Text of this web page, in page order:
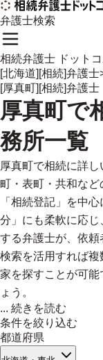
弁護士検索
相続弁護士 ドットコ
[北海道][相続]弁護士
[厚真町][相続]弁護士
厚真町で
務所一覧
厚真町で相続に詳
町・表町・共和など
「相続登記」を中
分」にも柔軟に応
する弁護士が、依
検索を活用すれば
家を探すことが可
ょう。
... 続きを読む
条件を絞り込む
都道府県